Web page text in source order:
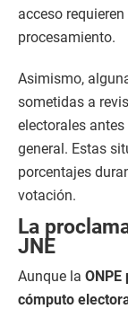
acceso
procesamiento.
Asimismo,
sometidas a
electorales
general. Estas
porcentajes
votación.
La
JNE
Aunque la
cómputo